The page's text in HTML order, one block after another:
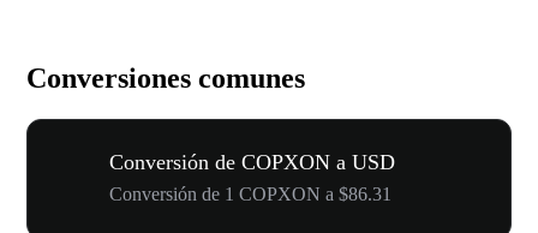
Conversiones comunes
Conversión de COPXON a USD
Conversión de 1 COPXON a $86.31